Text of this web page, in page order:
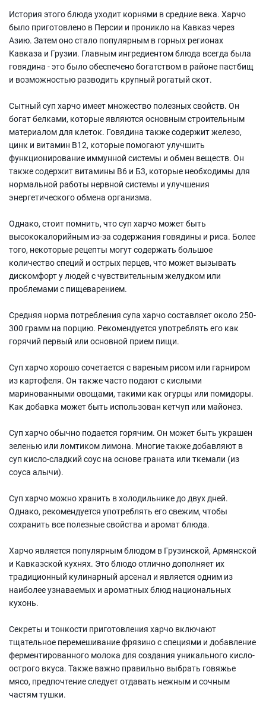
История этого блюда уходит корнями в средние века. Харчо
было приготовлено в Персии и проникло на Кавказ через
Азию. Затем оно стало популярным в горных регионах
Кавказа и Грузии. Главным ингредиентом блюда всегда была
говядина - это было обеспечено богатством в районе пастбищ
и возможностью разводить крупный рогатый скот.
Сытный суп харчо имеет множество полезных свойств. Он
богат белками, которые являются основным строительным
материалом для клеток. Говядина также содержит железо,
цинк и витамин В12, которые помогают улучшить
функционирование иммунной системы и обмен веществ. Он
также содержит витамины В6 и Б3, которые необходимы для
нормальной работы нервной системы и улучшения
энергетического обмена организма.
Однако, стоит помнить, что суп харчо может быть
высококалорийным из-за содержания говядины и риса. Более
того, некоторые рецепты могут содержать большое
количество специй и острых перцев, что может вызывать
дискомфорт у людей с чувствительным желудком или
проблемами с пищеварением.
Средняя норма потребления супа харчо составляет около 250-
300 грамм на порцию. Рекомендуется употреблять его как
горячий первый или основной прием пищи.
Суп харчо хорошо сочетается с вареным рисом или гарниром
из картофеля. Он также часто подают с кислыми
маринованными овощами, такими как огурцы или помидоры.
Как добавка может быть использован кетчуп или майонез.
Суп харчо обычно подается горячим. Он может быть украшен
зеленью или ломтиком лимона. Многие также добавляют в
суп кисло-сладкий соус на основе граната или ткемали (из
соуса алычи).
Суп харчо можно хранить в холодильнике до двух дней.
Однако, рекомендуется употреблять его свежим, чтобы
сохранить все полезные свойства и аромат блюда.
Харчо является популярным блюдом в Грузинской, Армянской
и Кавказской кухнях. Это блюдо отлично дополняет их
традиционный кулинарный арсенал и является одним из
наиболее узнаваемых и ароматных блюд национальных
кухонь.
Секреты и тонкости приготовления харчо включают
тщательное перемешивание фрязино с специями и добавление
ферментированного молока для создания уникального кисло-
острого вкуса. Также важно правильно выбрать говяжье
мясо, предпочтение следует отдавать нежным и сочным
частям тушки.